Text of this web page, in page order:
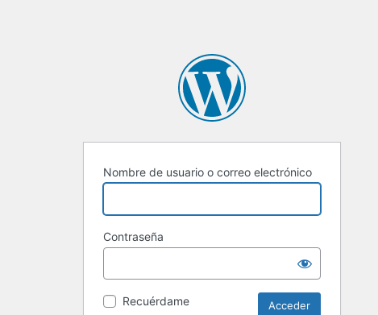
Nombre de usuario o correo electrónico
Contraseña
Recuérdame